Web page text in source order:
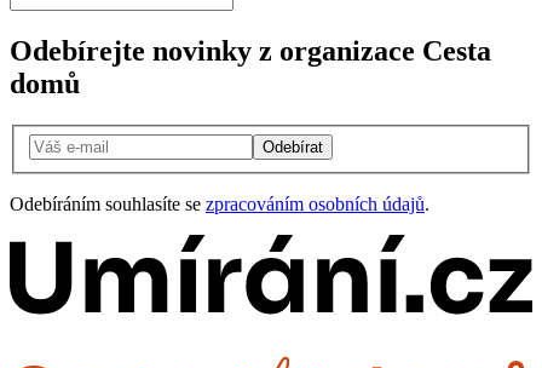
Odebírejte novinky z organizace Cesta
domů
Odebírat
Odebíráním souhlasíte se zpracováním osobních údajů.